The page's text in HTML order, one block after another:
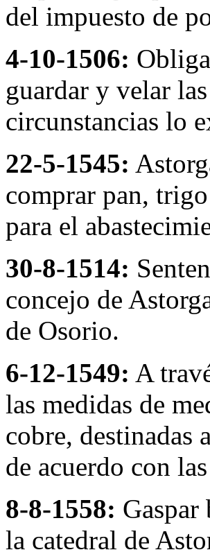
del impuesto de
4-10-1506:
guardar y velar
circunstancias lo
22-5-1545:
comprar pan,
para el
30-8-1514:
concejo de
de Osorio.
6-12-1549: A
las medidas de
cobre, destinadas
de acuerdo con
8-8-1558:
la catedral de